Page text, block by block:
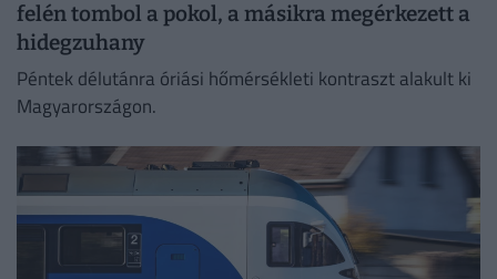
felén tombol a pokol, a másikra megérkezett a
hidegzuhany
Péntek délutánra óriási hőmérsékleti kontraszt alakult ki
Magyarországon.